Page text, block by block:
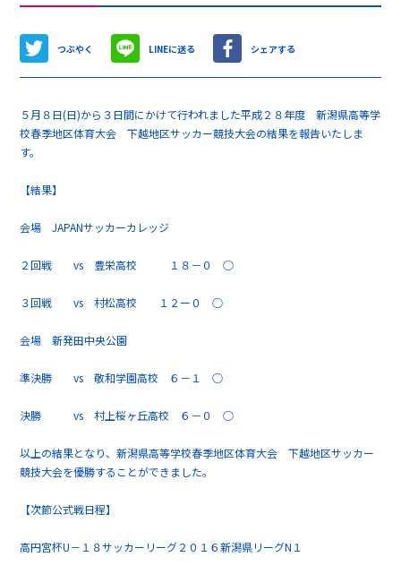
つぶやく LINEに送る シェアする
５月８日(日)から３日間にかけて行われました平成２８年度 新潟県高等学
校春季地区体育大会 下越地区サッカー競技大会の結果を報告いたしま
す。
【結果】
会場 JAPANサッカーカレッジ
２回戦 vs 豊栄高校 １８－０ ○
３回戦 vs 村松高校 １２ー０ ○
会場 新発田中央公園
準決勝 vs 敬和学園高校 ６－１ ○
決勝 vs 村上桜ヶ丘高校 ６－０ ○
以上の結果となり、新潟県高等学校春季地区体育大会 下越地区サッカー
競技大会を優勝することができました。
【次節公式戦日程】
高円宮杯U－１８サッカーリーグ２０１６新潟県リーグN１